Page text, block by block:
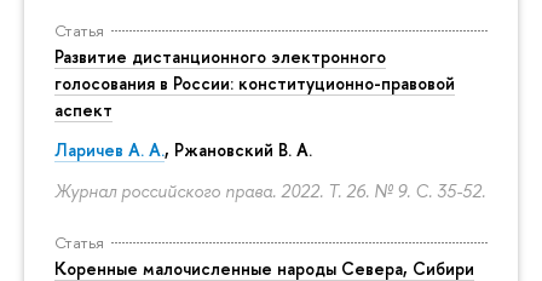
Статья
Развитие дистанционного электронного
голосования в России: конституционно-правовой
аспект
Ларичев А. А., Ржановский В. А.
Журнал российского права. 2022. Т. 26. № 9. С. 35-52.
Статья
Коренные малочисленные народы Севера, Сибири